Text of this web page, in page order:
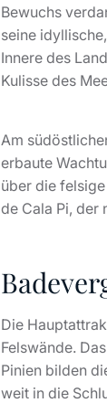
Bewuchs
seine
Innere des
Kulisse des
Am
erbaute
über die
de Cala Pi, der
Die
Felswände.
Pinien bilden
weit in die